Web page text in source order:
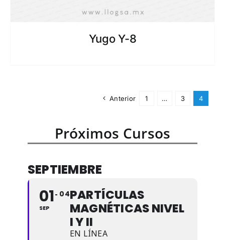
Yugo Y-8
Anterior 1 … 3 4
Próximos Cursos
SEPTIEMBRE
01
SEP
04PARTÍCULAS
MAGNÉTICAS NIVEL
I Y II
EN LÍNEA